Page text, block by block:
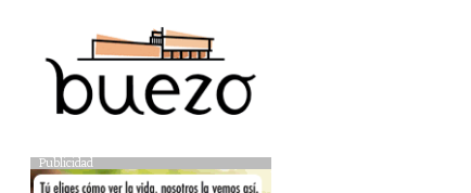
Publicidad